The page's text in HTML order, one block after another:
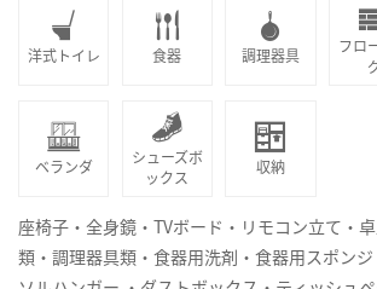
洋式トイレ 食器 調理器具
フロ
ベランダ
シューズボ
ックス
収納
座椅子・全身鏡・TVボード・リモコン立て・
類・調理器具類・食器用洗剤・食器用スポン